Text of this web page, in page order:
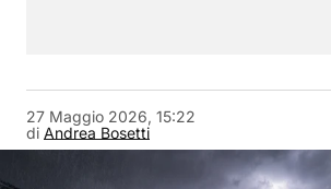
di Andrea Bosetti
27 Maggio 2026, 15:22